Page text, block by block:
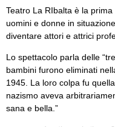
Teatro La RIbalta è la
uomini e donne in
diventare attori e attrici
Lo spettacolo parla delle
bambini furono eliminati
1945. La loro colpa fu
nazismo aveva
sana e bella.”